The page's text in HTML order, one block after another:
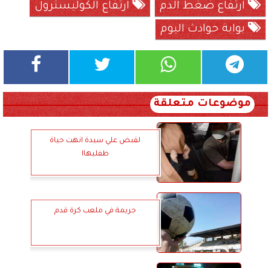
ارتفاع ضغط الدم
ارتفاع الكوليسترول
بوابة حوادث اليوم
موضوعات متعلقة
لقبض علي سيدة انهت حياة
طفليهاا
جريمة في ملعب كرة قدم